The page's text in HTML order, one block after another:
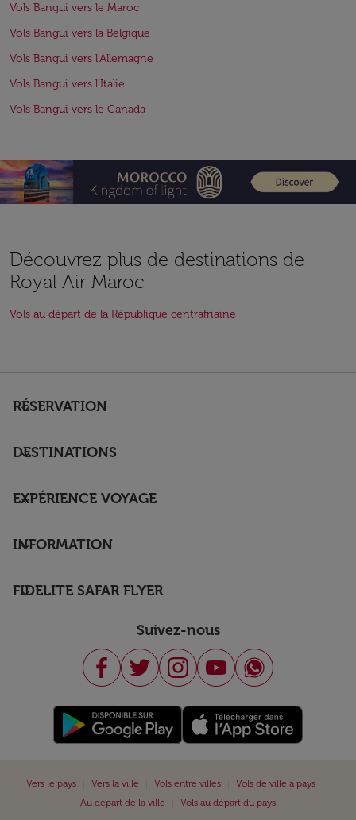
Vols Bangui vers le Maroc
Vols Bangui vers la Belgique
Vols Bangui vers l'Allemagne
Vols Bangui vers l'Italie
Vols Bangui vers le Canada
Découvrez plus de destinations de
Royal Air Maroc
Vols au départ de la République centrafriaine
RÉSERVATION
keyboard_arrow_down
DESTINATIONS
keyboard_arrow_down
EXPÉRIENCE VOYAGE
keyboard_arrow_down
INFORMATION
keyboard_arrow_down
FIDELITE SAFAR FLYER
keyboard_arrow_down
Suivez-nous
Vers le pays Vers la ville Vols entre villes Vols de ville à pays
Au départ de la ville
Vols au départ du pays